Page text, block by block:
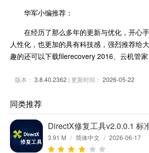
华军小编推荐：
在经历了那么多年的更新与优化，开心
人性化，也更加的具有科技感，强烈推荐给
趣的还可以下载filerecovery 2016、云机管家
版本： 3.8.40.2362 | 更新时间： 2026-05-22
同类推荐
DirectX修复工具v2.0.0.1 标
3.91 M / 简体中文 / 2026-06-17